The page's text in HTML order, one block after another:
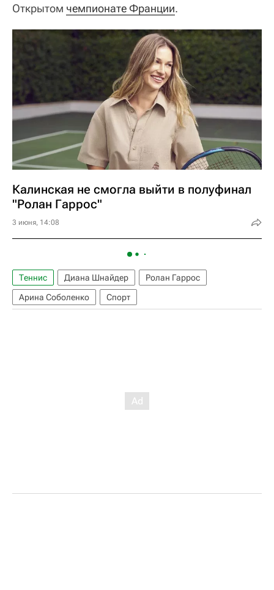
Открытом чемпионате Франции.
Калинская не смогла выйти в полуфинал
"Ролан Гаррос"
3 июня, 14:08
Теннис Диана Шнайдер
Ролан Гаррос
Арина Соболенко
Спорт